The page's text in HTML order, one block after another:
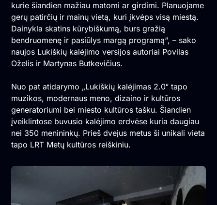
kurie šiandien mažiau matomi ar girdimi. Planuojame
gerų patirčių ir mainų vietą, kuri įkvėps visą miestą.
Dainykla skatins kūrybiškumą, burs gražią
bendruomenę ir pasiūlys margą programą“, – sako
naujos Lukiškių kalėjimo versijos autoriai Povilas
Oželis ir Martynas Butkevičius.
Nuo pat atidarymo „Lukiškių kalėjimas 2.0“ tapo
muzikos, modernaus meno, dizaino ir kultūros
generatoriumi bei miesto kultūros tašku. Šiandien
įveiklintose buvusio kalėjimo erdvėse kuria daugiau
nei 350 menininkų. Prieš dvejus metus ši unikali vieta
tapo LRT Metų kultūros reiškiniu.